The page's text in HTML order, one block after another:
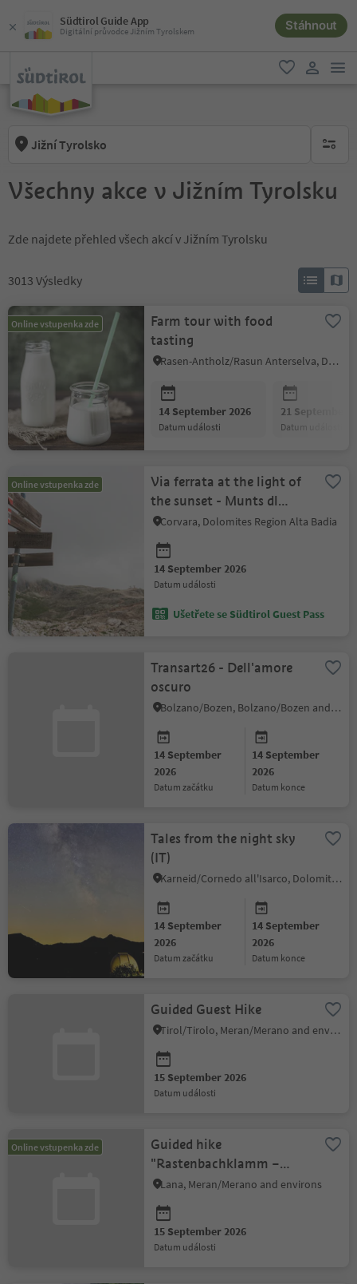
Südtirol Guide App
Digitální průvodce Jižním Tyrolskem Stáhnout
oblíbené
Jižní Tyrolsko brak
Všechny akce v Jižním Tyrolsku
Zde najdete přehled všech akcí v Jižním Tyrolsku
3013 Výsledky
Online vstupenka zde
Farm tour with food
tasting
Rasen-Antholz/Rasun Anterselva, Dolomites Region Kronplatz/Plan de Corones
14 September 2026
datum události
21 September
datum události
Online vstupenka zde
Via ferrata at the light of
the sunset - Munts dl
Altonn
Corvara, Dolomites Region Alta Badia
14 September 2026
datum události
Ušetřete se Südtirol Guest Pass
Transart26 - Dell'amore
oscuro
Bolzano/Bozen, Bolzano/Bozen and environs
14 September
2026
datum začátku
14 September
2026
datum konce
Tales from the night sky
(IT)
Karneid/Cornedo all'Isarco, Dolomites Region Eggental
14 September
2026
datum začátku
14 September
2026
datum konce
Guided Guest Hike
Tirol/Tirolo, Meran/Merano and environs
15 September 2026
datum události
Online vstupenka zde
Guided hike
"Rastenbachklamm –
Altenburg – Kaltern
Sportzone"
Lana, Meran/Merano and environs
15 September 2026
datum události